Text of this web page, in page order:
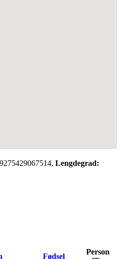
Lengdegrad:
Fødsel
Person